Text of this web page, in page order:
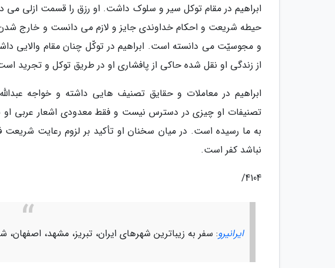
ابراهیم در مقام توکل سیر و سلوک داشت. او رزق را قسمت ازلی می
حیطه شریعت و احکام خداوندی جایز و لازم می دانست و خارج
و مجوسیّت می دانسته است. ابراهیم در توکّل چنان مقام والایی
از زندگی او نقل شده حاکی از پافشاری او در طریق توکل و تجرید
ابراهیم در معاملات و حقایق تصنیف هایی داشته و خواجه
تصنیفات او چیزی در دسترس نیست و فقط معدودی اشعار عربی او
به ما رسیده است. در میان سخنان او تأکید بر لزوم رعایت
نباشد کفر است.
4104/
ایرانیرو: سفر به زیباترین شهرهای ایران، تبریز، مشهد، اصفهان،